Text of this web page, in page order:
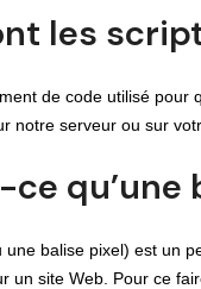
les
de code utilisé
notre serveur ou sur
ce
une balise pixel) est un
un site Web. Pour ce